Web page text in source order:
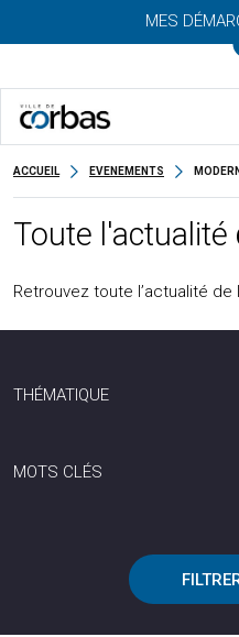
MES
ACCUEIL EVENEMENTS
Toute l'actualité
Retrouvez toute l’actualité de
THÉMATIQUE
MOTS CLÉS